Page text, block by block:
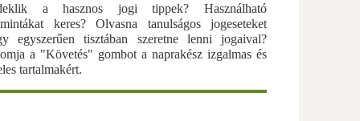
a hasznos jogi tippek? Használható
keres? Olvasna tanulságos jogeseteket
egyszerűen tisztában szeretne lenni jogaival?
a "Követés" gombot a naprakész izgalmas és
tartalmakért.